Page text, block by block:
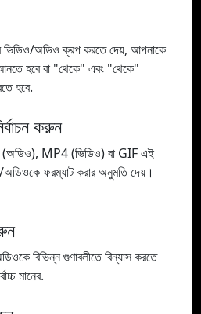
অডিও ক্রপ করতে দেয়, আপনাকে
হবে বা "থেকে" এবং "থেকে"
হবে.
করুন
MP4 (ভিডিও) বা GIF এই
ফরম্যাট করার অনুমতি দেয়।
বিভিন্ন গুণাবলীতে বিন্যাস করতে
মানের.